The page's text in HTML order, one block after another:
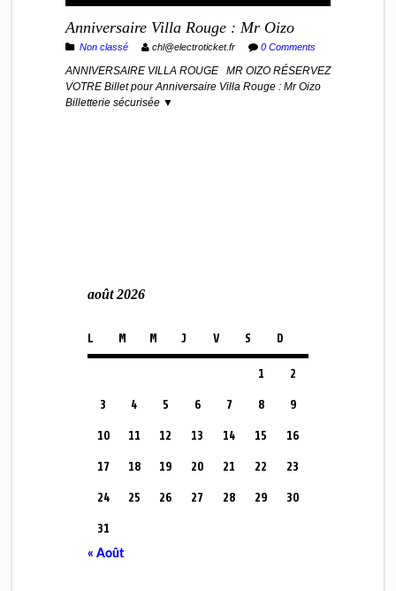
Anniversaire Villa Rouge : Mr Oizo
Non classé chl@electroticket.fr 0 Comments
ANNIVERSAIRE VILLA ROUGE MR OIZO RÉSERVEZ
VOTRE Billet pour Anniversaire Villa Rouge : Mr Oizo
Billetterie sécurisée ▼
août 2026
L M M J V S D
1 2
3 4 5 6 7 8 9
10 11 12 13 14 15 16
17 18 19 20 21 22 23
24 25 26 27 28 29 30
31
« Août